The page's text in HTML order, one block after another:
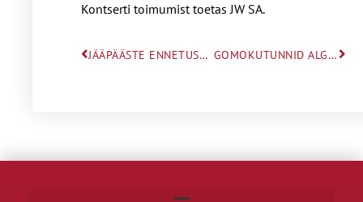
Kontserti toimumist toetas JW SA.
JÄÄPÄÄSTE ENNETUSTUNNID GOMOKUTUNNID ALGKLASSIDES